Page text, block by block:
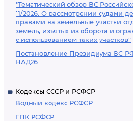
"Тематический обзор ВС
11/2026. О рассмотрении судами
правами на земельные участки
земель, изъятых из оборота и
с использованием таких участков"
Постановление Президиума ВС РФ
НАД26
Кодексы СССР и РСФСР
Водный кодекс РСФСР
ГПК РСФСР